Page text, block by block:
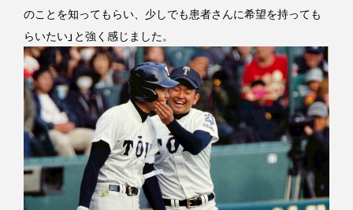
のことを知ってもらい、少しでも患者さんに希望を持っても
らいたい」と強く感じました。